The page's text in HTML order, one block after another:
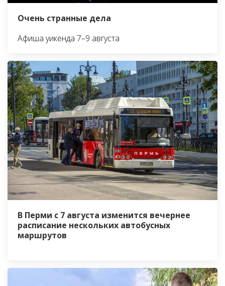
Очень странные дела
Афиша уикенда 7–9 августа
В Перми с 7 августа изменится вечернее
расписание нескольких автобусных
маршрутов